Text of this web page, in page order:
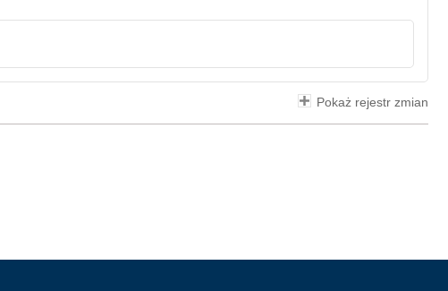
Pokaż rejestr zmian